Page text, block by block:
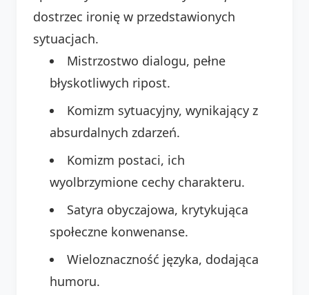
dostrzec ironię w przedstawionych
sytuacjach.
Mistrzostwo dialogu, pełne
błyskotliwych ripost.
Komizm sytuacyjny, wynikający z
absurdalnych zdarzeń.
Komizm postaci, ich
wyolbrzymione cechy charakteru.
Satyra obyczajowa, krytykująca
społeczne konwenanse.
Wieloznaczność języka, dodająca
humoru.